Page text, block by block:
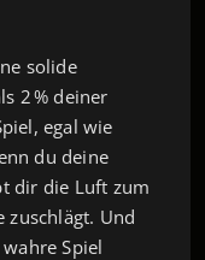
solide
2 % deiner
egal wie
du deine
dir die Luft zum
zuschlägt. Und
Spiel